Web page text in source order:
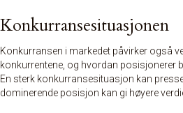
Konkurransesituasjonen
Konkurransen i markedet påvirker også
konkurrentene, og hvordan posisjonerer
En sterk konkurransesituasjon kan
dominerende posisjon kan gi høyere